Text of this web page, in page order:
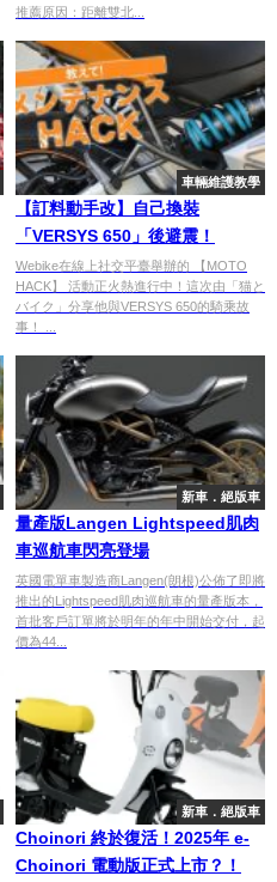
推薦原因：距離雙北...
車輛維護教學
【訂料動手改】自己換裝
「VERSYS 650」後避震！
Webike在線上社交平臺舉辦的 【MOTO
HACK】 活動正火熱進行中！這次由「猫と
バイク」分享他與VERSYS 650的騎乘故
事！ ...
新車．絕版車
量產版Langen Lightspeed肌肉
車巡航車閃亮登場
英國電單車製造商Langen(朗根)公佈了即將
推出的Lightspeed肌肉巡航車的量產版本，
首批客戶訂單將於明年的年中開始交付，起
價為44...
新車．絕版車
Choinori 終於復活！2025年 e-
Choinori 電動版正式上市？！